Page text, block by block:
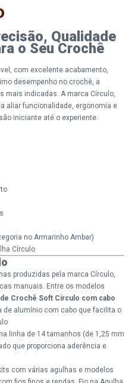
Qualidade
o Seu Crochê
com excelente acabamento,
desempenho no crochê, a
mais indicadas. A marca Círculo,
aliar funcionalidade, ergonomia e
iniciante até o experiente.
no Armarinho Ambar)
Círculo
produzidas pela marca Círculo,
manuais. Entre os modelos
Crochê Soft Círculo com cabo
de alumínio com cabo que facilita o
linha de 14 tamanhos (de 1,25 mm
que proporciona aderência e
com várias agulhas e modelos